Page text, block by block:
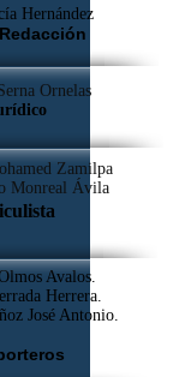
Hernández
Ornelas
Zamilpa
Monreal Ávila
Avalos.
Herrera.
José Antonio.